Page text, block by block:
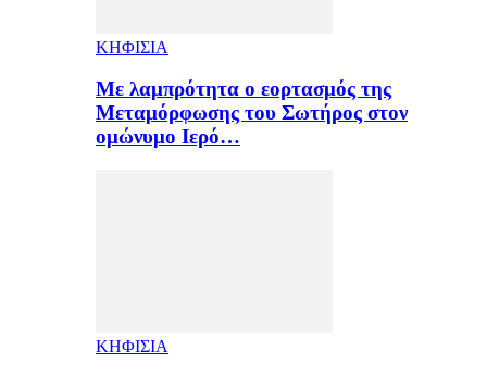
ΚΗΦΙΣΙΑ
Με λαμπρότητα ο εορτασμός της
Μεταμόρφωσης του Σωτήρος στον
ομώνυμο Ιερό…
ΚΗΦΙΣΙΑ